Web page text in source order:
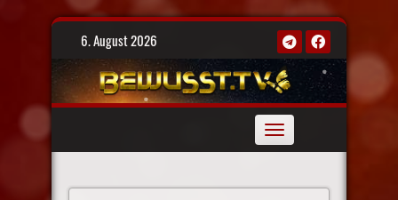
Skip
6. August 2026
Toggle
navigation